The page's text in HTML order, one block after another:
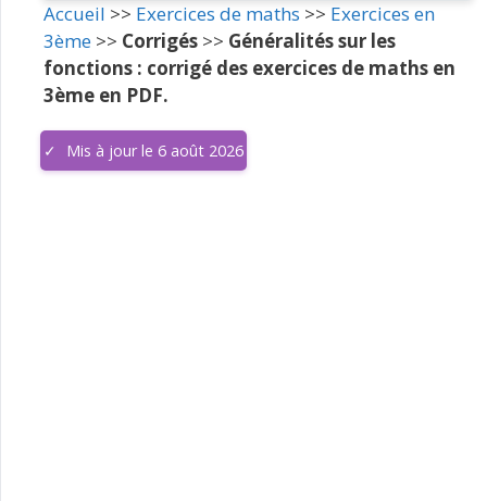
Accueil >> Exercices de maths >> Exercices en
3ème >> Corrigés >> Généralités sur les
fonctions : corrigé des exercices de maths en
3ème en PDF.
Mis à jour le 6 août 2026